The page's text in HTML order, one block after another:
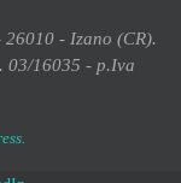
- Izano (CR).
03/16035 - p.Iva